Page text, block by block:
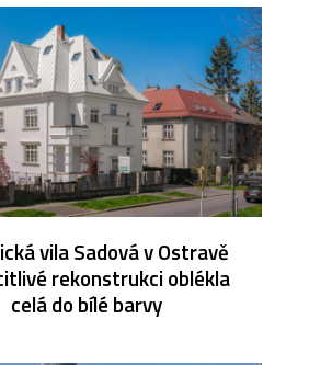
vila Sadová v Ostravě
rekonstrukci oblékla
celá do bílé barvy